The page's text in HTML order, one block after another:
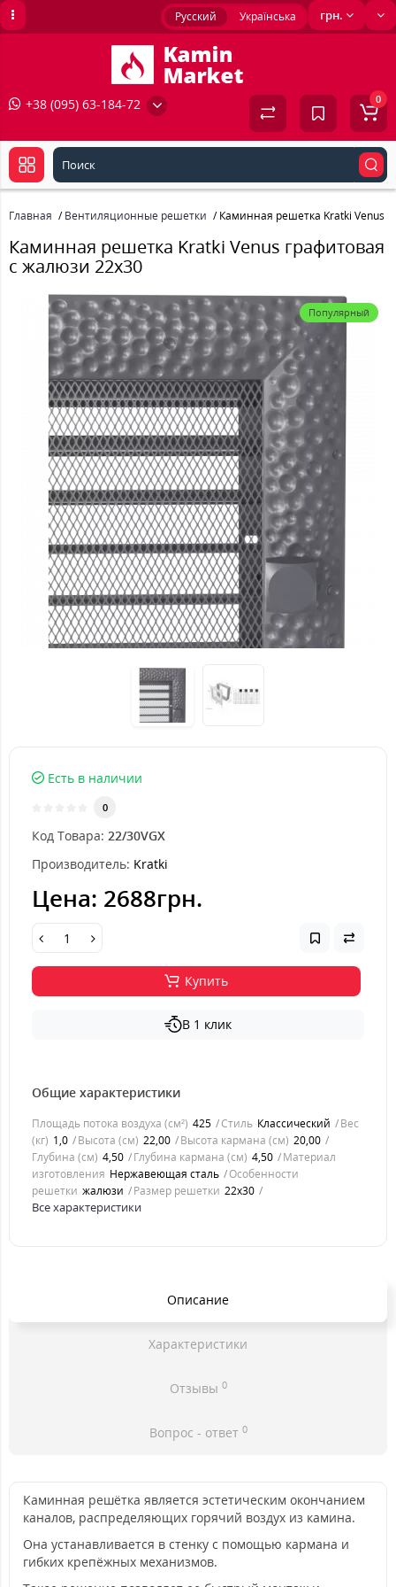
грн.
Русский Українська
+38 (095) 63-184-72 0
Главная Вентиляционные решетки Каминная решетка Kratki Venus
Каминная решетка Kratki Venus графитовая
с жалюзи 22x30
Популярный
Есть в наличии
0
Код Товара: 22/30VGX
Производитель: Kratki
Цена: 2688грн.
Купить
В 1 клик
Общие характеристики
Площадь потока воздуха (см²) 425 Стиль Классический
Вес
(кг) 1,0 Высота (см) 22,00 Высота кармана (см) 20,00
Глубина (см) 4,50 Глубина кармана (см) 4,50
Материал
изготовления Нержавеющая сталь
Особенности
решетки жалюзи Размер решетки 22x30
Все характеристики
Описание
Характеристики
Отзывы 0
Вопрос - ответ 0
Каминная решётка является эстетическим окончанием
каналов, распределяющих горячий воздух из камина.
Она устанавливается в стенку с помощью кармана и
гибких крепёжных механизмов.